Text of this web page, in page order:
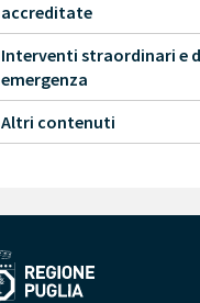
accreditate
Interventi straordinari e
emergenza
Altri contenuti